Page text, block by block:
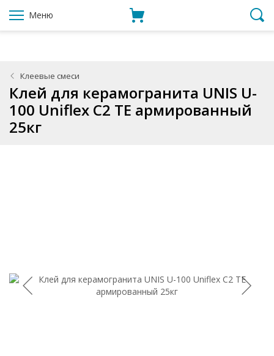
Меню
Клеевые смеси
Клей для керамогранита UNIS U-
100 Uniflex C2 TE армированный
25кг